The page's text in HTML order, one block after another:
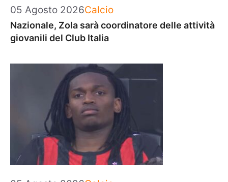
05 Agosto 2026Categorie
Calcio
Nazionale, Zola sarà coordinatore delle attività
giovanili del Club Italia